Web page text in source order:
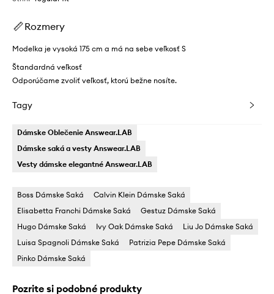
Rozmery
Modelka je vysoká 175 cm a má na sebe veľkosť S
Štandardná veľkosť
Odporúčame zvoliť veľkosť, ktorú bežne nosíte.
Tagy
Dámske Oblečenie Answear.LAB
Dámske saká a vesty Answear.LAB
Vesty dámske elegantné Answear.LAB
Boss Dámske Saká
Calvin Klein Dámske Saká
Elisabetta Franchi Dámske Saká
Gestuz Dámske Saká
Hugo Dámske Saká
Ivy Oak Dámske Saká
Liu Jo Dámske Saká
Luisa Spagnoli Dámske Saká
Patrizia Pepe Dámske Saká
Pinko Dámske Saká
Pozrite si podobné produkty